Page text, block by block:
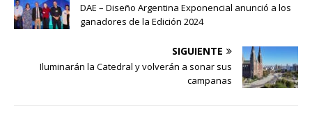
DAE – Diseño Argentina Exponencial anunció a los
ganadores de la Edición 2024
SIGUIENTE
Iluminarán la Catedral y volverán a sonar sus
campanas